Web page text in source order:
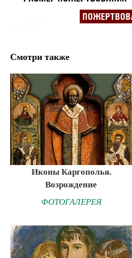
Смотри также
Иконы Каргополья.
Возрождение
ФОТОГАЛЕРЕЯ